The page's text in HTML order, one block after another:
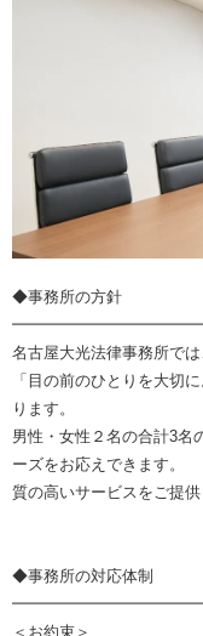
◆事務所の方針
名古屋大光法律事務所で
「目の前のひとりを大切
ります。
男性・女性２名の合計3名
ーズをお応えできます。
質の高いサービスをご提
◆事務所の対応体制
＜お約束＞